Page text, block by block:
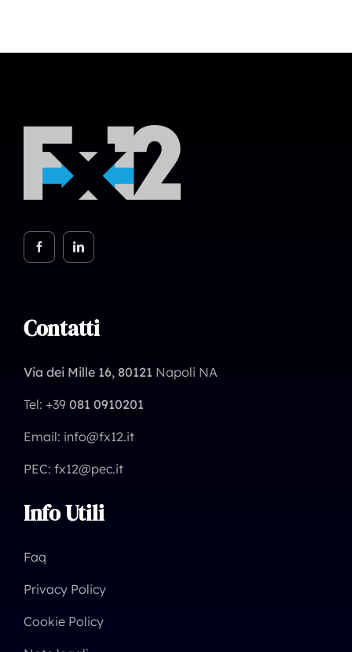
Contatti
Via dei Mille 16, 80121 Napoli NA
Tel: +39 081 0910201
Email: info@fx12.it
PEC: fx12@pec.it
Info Utili
Faq
Privacy Policy
Cookie Policy